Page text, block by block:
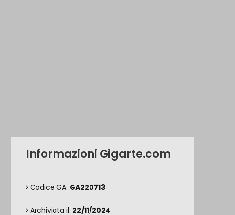
Informazioni Gigarte.com
Codice GA: GA220713
Archiviata il: 22/11/2024